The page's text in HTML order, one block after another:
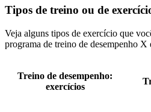
Tipos de treino ou de
Veja alguns tipos de exercício que
programa de treino de desempenho X
Treino de desempenho:
exercícios